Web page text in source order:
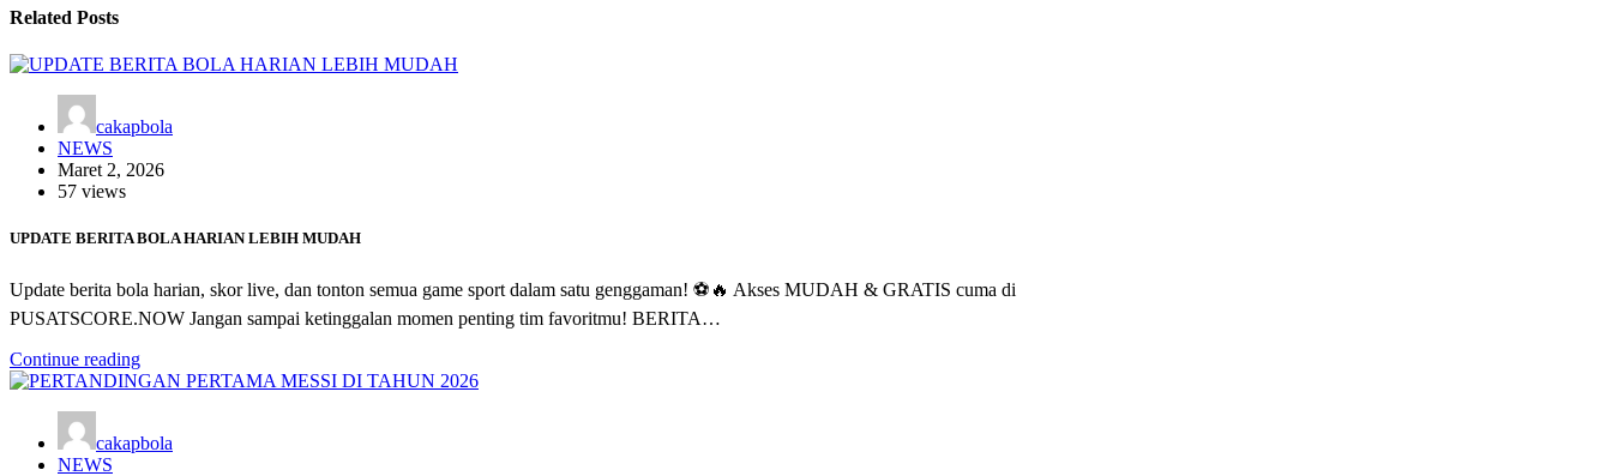
Related Posts
cakapbola
NEWS
Maret 2, 2026
57 views
UPDATE BERITA BOLA HARIAN LEBIH MUDAH
Update berita bola harian, skor live, dan tonton semua game sport dalam satu genggaman! ⚽️🔥 Akses MUDAH & GRATIS cuma di
PUSATSCORE.NOW Jangan sampai ketinggalan momen penting tim favoritmu! BERITA…
Continue reading
cakapbola
NEWS